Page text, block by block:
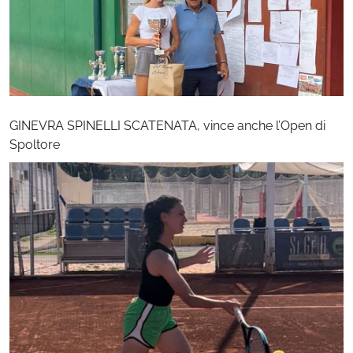
GINEVRA SPINELLI SCATENATA, vince anche l’Open di
Spoltore